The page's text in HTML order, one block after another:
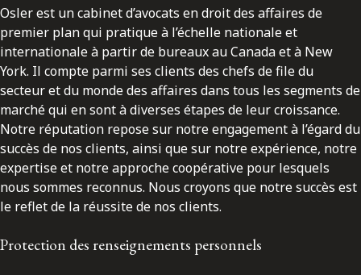
Osler est un cabinet d’avocats en droit des affaires de
premier plan qui pratique à l’échelle nationale et
internationale à partir de bureaux au Canada et à New
York. Il compte parmi ses clients des chefs de file du
secteur et du monde des affaires dans tous les segments de
marché qui en sont à diverses étapes de leur croissance.
Notre réputation repose sur notre engagement à l’égard du
succès de nos clients, ainsi que sur notre expérience, notre
expertise et notre approche coopérative pour lesquels
nous sommes reconnus. Nous croyons que notre succès est
le reflet de la réussite de nos clients.
Protection des renseignements personnels